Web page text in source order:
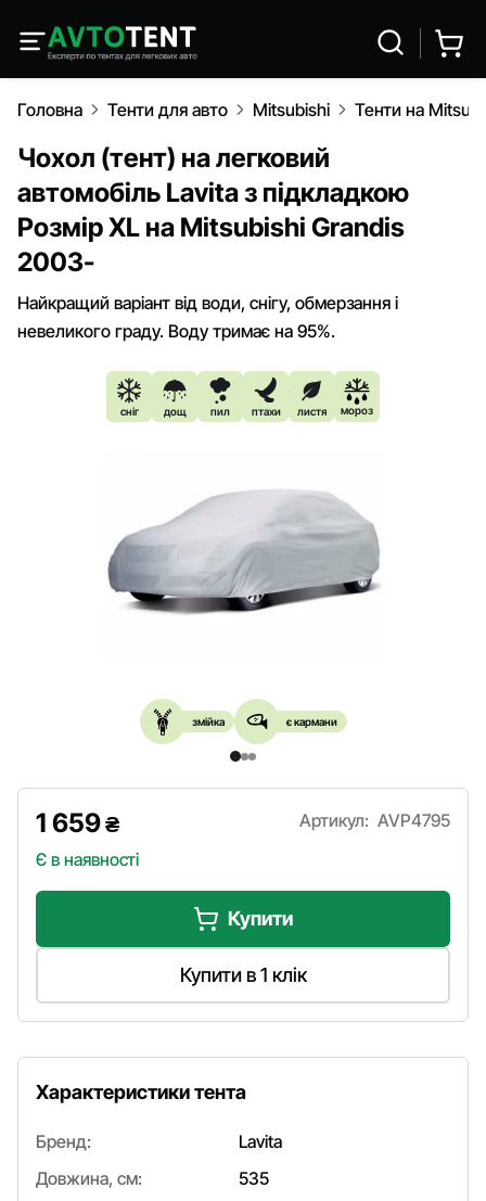
Головна Тенти для авто Mitsubishi Тенти на
Чохол (тент) на легковий
автомобіль Lavita з підкладкою
Розмір XL на Mitsubishi Grandis
2003-
Найкращий варіант від води, снігу, обмерзання і
невеликого граду. Воду тримає на 95%.
сніг дощ пил птахи листя мороз
змійка є кармани
1 659₴
Є в наявності
Артикул: AVP4795
Купити
Купити в 1 клік
Характеристики тента
Бренд:
Lavita
Довжина, см:
535